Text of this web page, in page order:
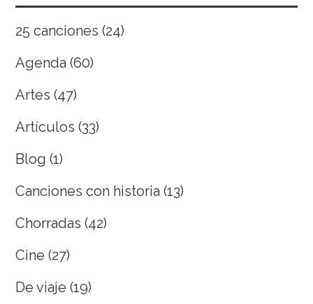
25 canciones (24)
Agenda (60)
Artes (47)
Artículos (33)
Blog (1)
Canciones con historia (13)
Chorradas (42)
Cine (27)
De viaje (19)